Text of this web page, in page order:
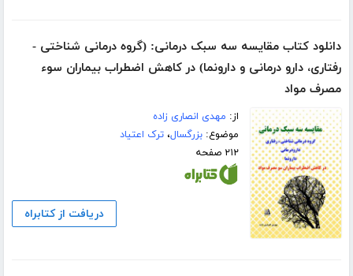
دانلود کتاب مقایسه سه سبک درمانی: (گروه درمانی شناختی -
رفتاری، دارو درمانی و دارونما) در کاهش اضطراب بیماران سوء
مصرف مواد
از: مهدی انصاری زاده
موضوع:بزرگسال،ترک اعتیاد
۲۱۲ صفحه
دریافت از کتابراه